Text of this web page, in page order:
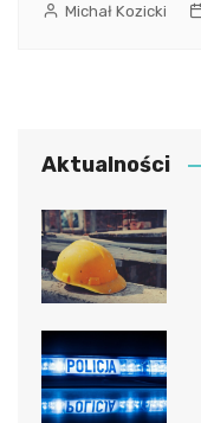
Michał Kozicki
Aktualności